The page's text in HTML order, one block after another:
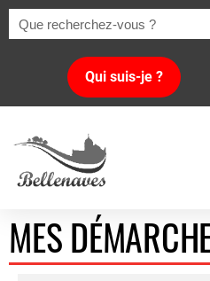
Qui suis-je ?
MES